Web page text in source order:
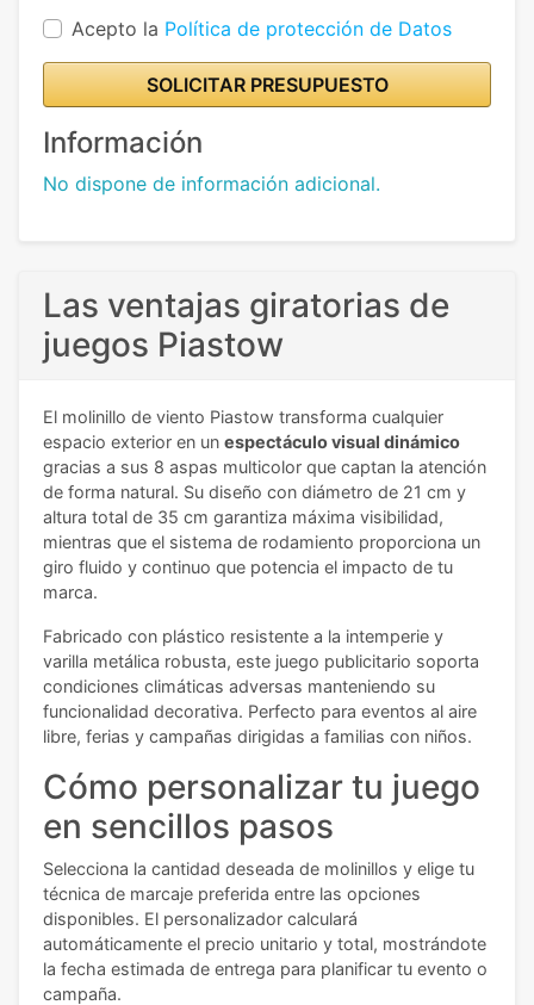
Acepto la Política de protección de Datos
SOLICITAR PRESUPUESTO
Información
No dispone de información adicional.
Las ventajas giratorias de
juegos Piastow
El molinillo de viento Piastow transforma cualquier
espacio exterior en un espectáculo visual dinámico
gracias a sus 8 aspas multicolor que captan la atención
de forma natural. Su diseño con diámetro de 21 cm y
altura total de 35 cm garantiza máxima visibilidad,
mientras que el sistema de rodamiento proporciona un
giro fluido y continuo que potencia el impacto de tu
marca.
Fabricado con plástico resistente a la intemperie y
varilla metálica robusta, este juego publicitario soporta
condiciones climáticas adversas manteniendo su
funcionalidad decorativa. Perfecto para eventos al aire
libre, ferias y campañas dirigidas a familias con niños.
Cómo personalizar tu juego
en sencillos pasos
Selecciona la cantidad deseada de molinillos y elige tu
técnica de marcaje preferida entre las opciones
disponibles. El personalizador calculará
automáticamente el precio unitario y total, mostrándote
la fecha estimada de entrega para planificar tu evento o
campaña.